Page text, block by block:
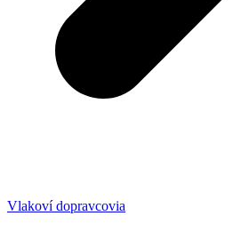
Vlakoví dopravcovia